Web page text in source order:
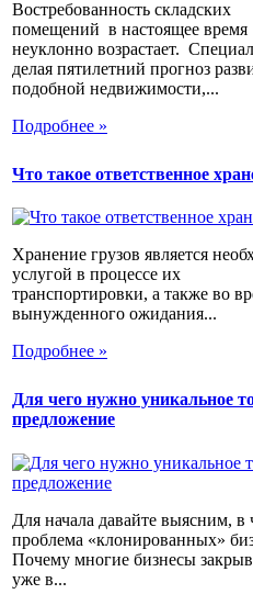
Востребованность складских
помещений в настоящее время
неуклонно возрастает.
делая пятилетний прогноз
подобной недвижимости,...
Подробнее »
Что такое ответственное
Хранение грузов является
услугой в процессе их
транспортировки, а также во
вынужденного ожидания...
Подробнее »
Для чего нужно уникальное
предложение
Для начала давайте выясним, в
проблема «клонированных»
Почему многие бизнесы
уже в...